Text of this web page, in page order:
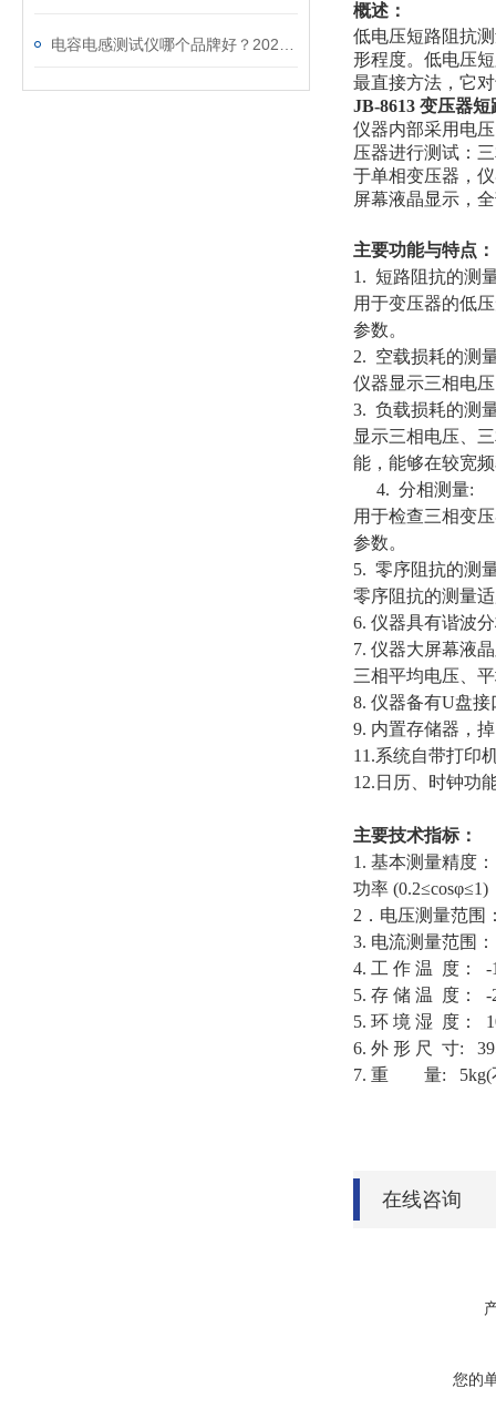
概述：
低电压短路阻抗
形程度。低电压
最直接方法，它
JB-8613 变压器
仪器内部采用电
压器进行测试：
于单相变压器，
屏幕液晶显示，
主要功能与特点：
1. 短路阻抗的测
用于变压器的低
参数。
2. 空载损耗的测
仪器显示三相电
3. 负载损耗的测
显示三相电压、
能，能够在较宽
4. 分相测量:
用于检查三相变
参数。
5. 零序阻抗的测
零序阻抗的测量
6. 仪器具有谐波
7. 仪器大屏幕液
三相平均电压、
8. 仪器备有U盘
9. 内置存储器，
11.系统自带打印
12. 日历、时钟功
主要技术指标：
1. 基本测量精
功率
2．电压测量范
3. 电流测量范围
4. 工 作 温 度
5. 存 储 温 度：
5. 环 境 湿 度：
6. 外 形 尺 寸:
7. 重 量: 5kg(
在线咨询
您的